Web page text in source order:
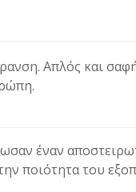
Απλός και
έναν
ποιότητα του